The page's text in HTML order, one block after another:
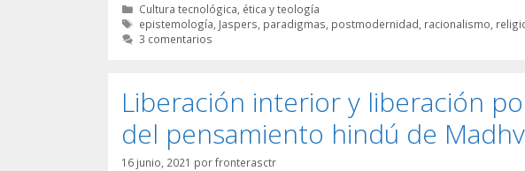
Categorías
Cultura tecnológica, ética y teología
Etiquetas
epistemología, Jaspers, paradigmas, postmodernidad, racionalismo,
3 comentarios
Liberación interior y liberación
del pensamiento hindú de
16 junio, 2021 porfronterasctr